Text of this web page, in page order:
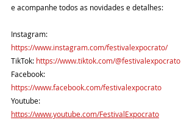
e acompanhe todos as novidades e detalhes:
Instagram:
https://www.instagram.com/festivalexpocrato/
TikTok: https://www.tiktok.com/@festivalexpocrato
Facebook:
https://www.facebook.com/festivalexpocrato
Youtube:
https://www.youtube.com/FestivalExpocrato